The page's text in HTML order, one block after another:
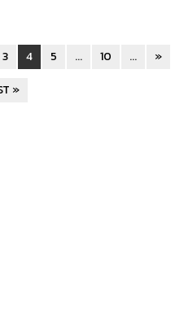
3 4 5 ... 10 ...
»
»